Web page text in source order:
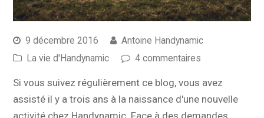
9 décembre 2016
Antoine Handynamic
La vie d'Handynamic
4 commentaires
Si vous suivez régulièrement ce blog, vous avez
assisté il y a trois ans à la naissance d'une nouvelle
activité chez Handynamic. Face à des demandes